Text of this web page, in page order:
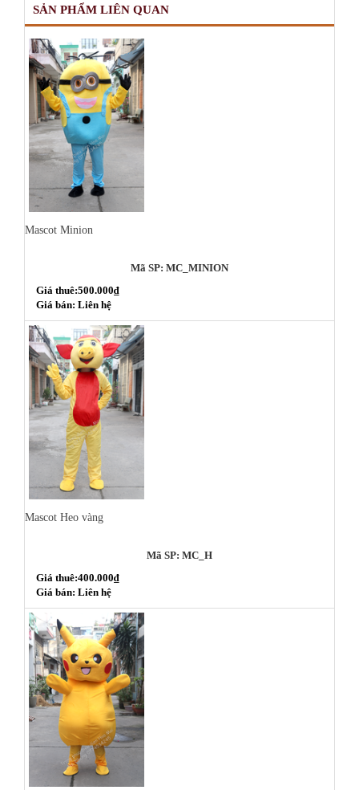
SẢN PHẨM LIÊN QUAN
Mascot Minion
Mã SP: MC_MINION
Giá thuê:500.000₫
Giá bán: Liên hệ
Mascot Heo vàng
Mã SP: MC_H
Giá thuê:400.000₫
Giá bán: Liên hệ